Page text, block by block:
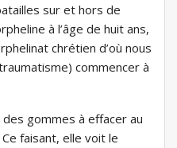
sur et hors de
à l’âge de huit ans,
chrétien d’où nous
commencer à
gommes à effacer au
faisant, elle voit le